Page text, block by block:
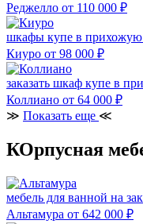
Реджелло от 110 000 ₽
шкафы купе в прихожую
Киуро от 98 000 ₽
заказать шкаф купе в
Коллиано от 64 000 ₽
≫ Показать еще ≪
КОрпусная
мебель для ванной на
Альтамура от 642 000 ₽